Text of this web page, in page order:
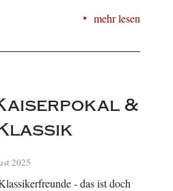
mehr lesen
&
2025
- das ist doch